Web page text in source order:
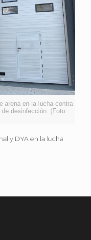
arena en la lucha contra
desinfección. (Foto:
y DYA en la lucha